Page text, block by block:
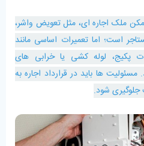
ملک اجاره ای، مثل تعویض واشر،
است؛ اما تعمیرات اساسی مانند
پکیج، لوله‌ کشی یا خرابی‌ های
ها باید در قرارداد اجاره به‌
شود.